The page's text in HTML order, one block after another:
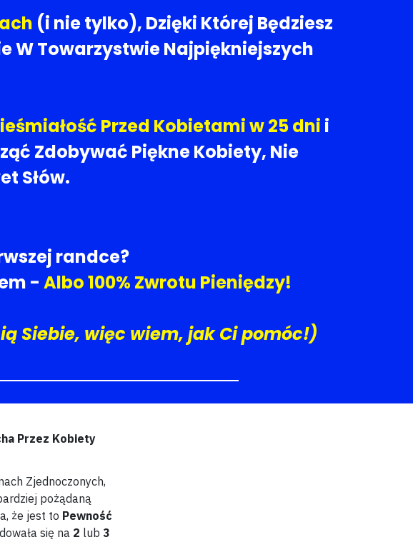
(i nie tylko), Dzięki Której Będziesz
W Towarzystwie Najpiękniejszych
Przed Kobietami w 25 dni i
Zdobywać Piękne Kobiety, Nie
Słów.
randce?
- Albo 100% Zwrotu Pieniędzy!
Siebie, więc wiem, jak Ci pomóc!)
Przez Kobiety
Zjednoczonych,
pożądaną
że jest to Pewność
się na 2 lub 3